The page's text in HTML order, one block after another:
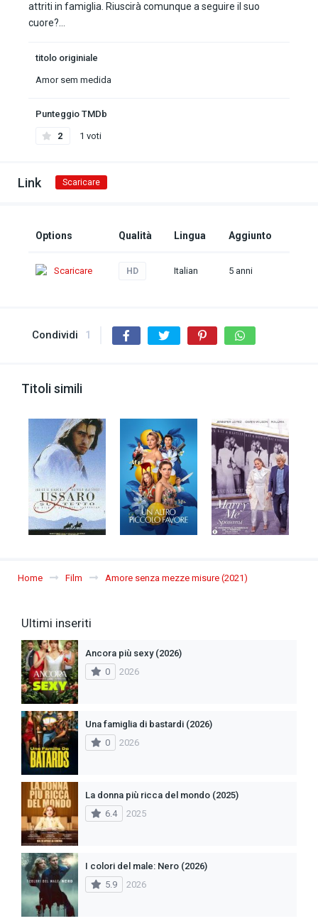
attriti in famiglia. Riuscirà comunque a seguire il suo
cuore?…
titolo originiale
Amor sem medida
Punteggio TMDb
2 1 voti
Link Scaricare
Options Qualità Lingua Aggiunto
Scaricare HD Italian 5 anni
Condividi 1
Titoli simili
Home Film Amore senza mezze misure (2021)
Ultimi inseriti
Ancora più sexy (2026)
0
2026
Una famiglia di bastardi (2026)
0
2026
La donna più ricca del mondo (2025)
6.4
2025
I colori del male: Nero (2026)
5.9
2026